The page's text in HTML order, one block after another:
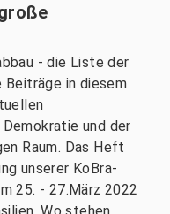
- die Liste der
Beiträge in diesem
und der
Raum. Das Heft
unserer KoBra-
25. - 27.März 2022
Wo stehen